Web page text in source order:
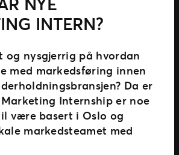
INTERN?
og nysgjerrig på hvordan
med markedsføring innen
Da er
Internship er noe
være basert i Oslo og
markedsteamet med